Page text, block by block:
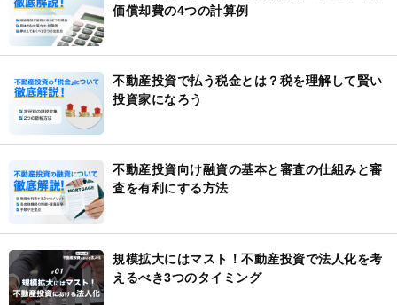
価償却費の4つの計算例
不動産投資で払う税金とは？税を理解して賢い
投資家になろう
不動産投資向け融資の基本と審査の仕組みと審
査を有利にする方法
規模拡大にはマスト！不動産投資で法人化を考
えるべき3つのタイミング